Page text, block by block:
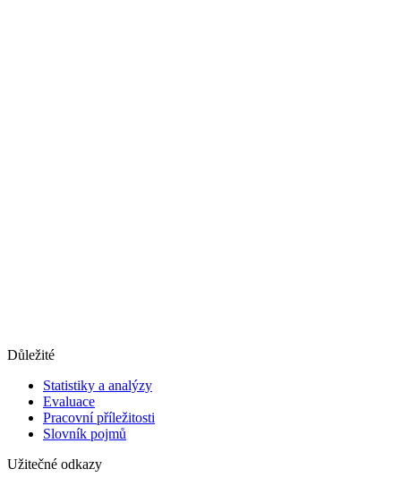
Důležité
Statistiky a analýzy
Evaluace
Pracovní příležitosti
Slovník pojmů
Užitečné odkazy